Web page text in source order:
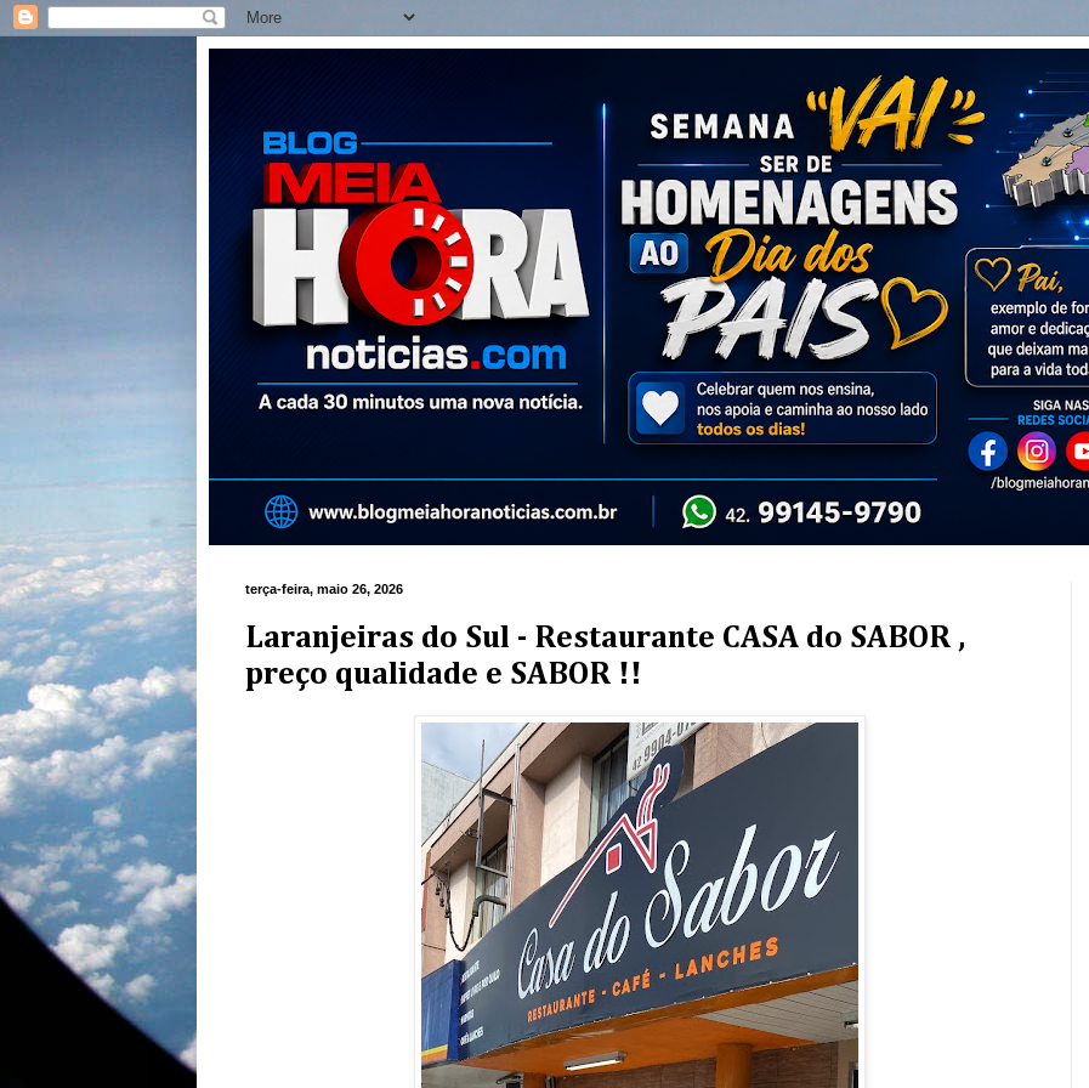
terça-feira, maio 26, 2026
Laranjeiras do Sul - Restaurante CASA do SABOR ,
preço qualidade e SABOR !!